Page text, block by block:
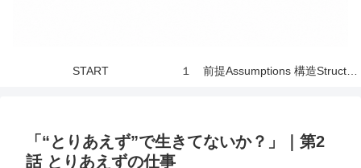
START
「“とりあえず”で生きてないか？」｜第2
話 とりあえずの仕事